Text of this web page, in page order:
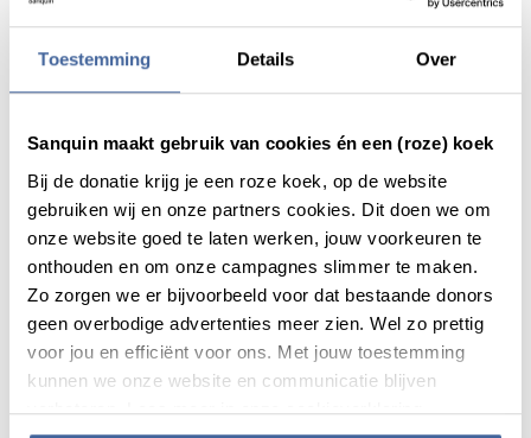
Toestemming Details Over
Sanquin maakt gebruik van cookies én een (roze) koek
Bij de donatie krijg je een roze koek, op de website
gebruiken wij en onze partners cookies. Dit doen we om
onze website goed te laten werken, jouw voorkeuren te
onthouden en om onze campagnes slimmer te maken.
Zo zorgen we er bijvoorbeeld voor dat bestaande donors
geen overbodige advertenties meer zien. Wel zo prettig
voor jou en efficiënt voor ons. Met jouw toestemming
kunnen we onze website en communicatie blijven
verbeteren. Lees meer in onze cookieverklaring.
Tanzania zwangere vrouwen te helpen. “We hebben een
zonder goede zorgvoorziening een bloedtest uit te voeren:
met een vingerprik breng je een druppel bloed aan op een
telefoon af of het bloed RhD-negatief is – mobiele telefoons
zijn in Afrika namelijk wél goed voorhanden. Is een vrouw
RhD-negatief, dan legt de app uit dat ze risico loopt en bij
de bevalling naar een kliniek moet gaan. Daar kan ze een
rhesusprik ontvangen. Die prikken worden gesponsord
door een van de fabrikanten daarvan. Hopelijk slagen we er
met dit project uiteindelijk in de sterfte door rhesusziekte
ook in Afrika flink terug te dringen.”